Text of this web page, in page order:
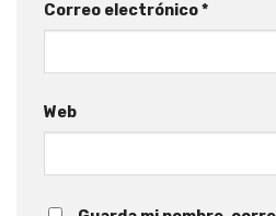
Correo electrónico*
Web